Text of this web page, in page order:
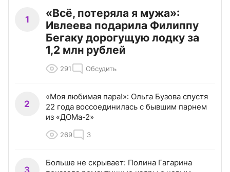
1
«Всё, потеряла я мужа»:
Ивлеева подарила Филиппу
Бегаку дорогущую лодку за
1,2 млн рублей
291 Обсудить
2
«Моя любимая пара!»: Ольга Бузова спустя
22 года воссоединилась с бывшим парнем
из «ДОМа-2»
269 3
3
Больше не скрывает: Полина Гагарина